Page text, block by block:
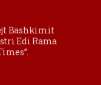
Bashkimit
Edi Rama